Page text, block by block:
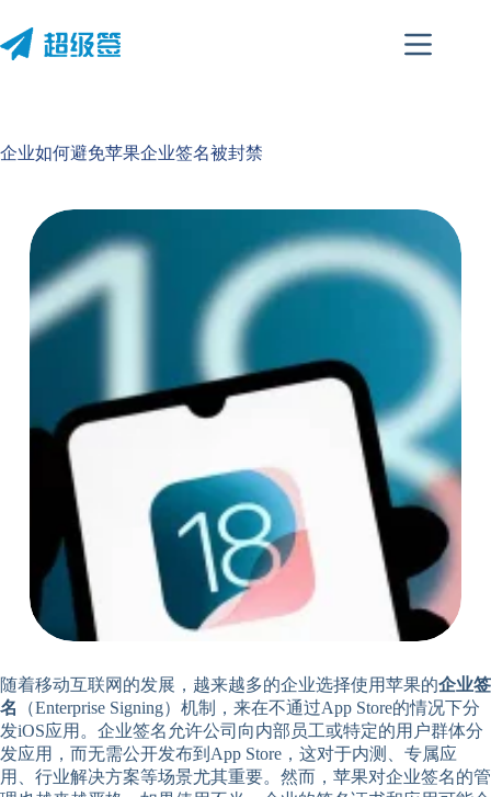
至
内
企业如何避免苹果企业签名被封禁
随着移动互联网的发展，越来越多的企业选择使用苹果的企业签
名
（Enterprise Signing）机制，来在不通过App Store的情况下分
发iOS应用。企业签名允许公司向内部员工或特定的用户群体分
发应用，而无需公开发布到App Store，这对于内测、专属应
用、行业解决方案等场景尤其重要。然而，苹果对企业签名的管